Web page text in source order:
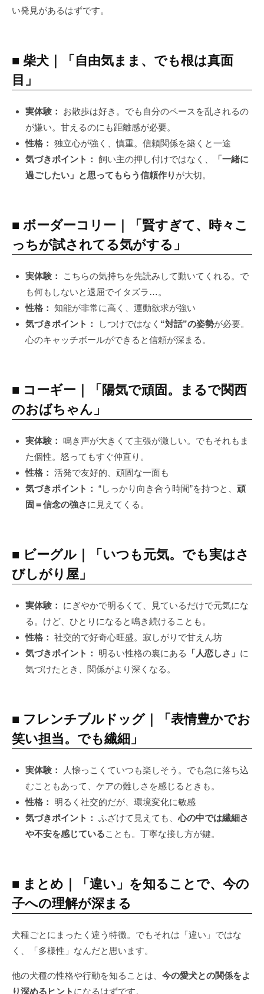
い発見があるはずです。
■ 柴犬｜「自由気まま、でも根は真面
目」
実体験：
お散歩は好き。でも自分のペースを乱されるの
が嫌い。甘えるのにも距離感が必要。
性格： 独立心が強く、慎重。信頼関係を築くと一途
気づきポイント： 飼い主の押し付けではなく、
「一緒に
過ごしたい」と思ってもらう信頼作り が大切。
■ ボーダーコリー｜「賢すぎて、時々こ
っちが試されてる気がする」
実体験：
こちらの気持ちを先読みして動いてくれる。で
も何もしないと退屈でイタズラ…。
性格： 知能が非常に高く、運動欲求が強い
気づきポイント：
しつけではなく “対話”の姿勢が必要。
心のキャッチボールができると信頼が深まる。
■ コーギー｜「陽気で頑固。まるで関西
のおばちゃん」
実体験： 鳴き声が大きくて主張が激しい。でもそれもま
た個性。怒ってもすぐ仲直り。
性格： 活発で友好的、頑固な一面も
気づきポイント： “しっかり向き合う時間”を持つと、 頑
固＝信念の強さに見えてくる。
■ ビーグル｜「いつも元気。でも実はさ
びしがり屋」
実体験：
にぎやかで明るくて、見ているだけで元気にな
る。けど、ひとりになると鳴き続けることも。
性格： 社交的で好奇心旺盛。寂しがりで甘えん坊
気づきポイント：
明るい性格の裏にある 「人恋しさ」 に
気づけたとき、関係がより深くなる。
■ フレンチブルドッグ｜「表情豊かでお
笑い担当。でも繊細」
実体験：
人懐っこくていつも楽しそう。でも急に落ち込
むこともあって、ケアの難しさを感じるときも。
性格：
明るく社交的だが、環境変化に敏感
気づきポイント： ふざけて見えても、心の中では繊細さ
や不安を感じていることも。丁寧な接し方が鍵。
■ まとめ｜「違い」を知ることで、今の
子への理解が深まる
犬種ごとにまったく違う特徴。でもそれは「違い」ではな
く、「多様性」なんだと思います。
他の犬種の性格や行動を知ることは、 今の愛犬との関係をよ
り深めるヒント になるはずです。